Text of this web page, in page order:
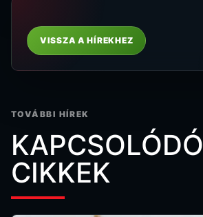
VISSZA A HÍREKHEZ
TOVÁBBI HÍREK
KAPCSOLÓDÓ
CIKKEK